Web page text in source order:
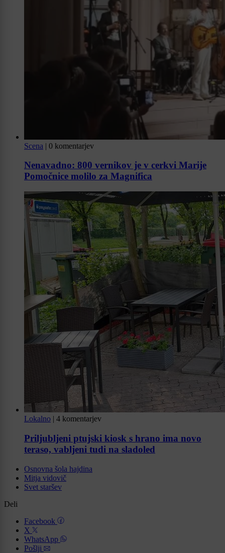
Scena | 0 komentarjev
Nenavadno: 800 vernikov je v cerkvi Marije
Pomočnice molilo za Magnifica
Lokalno | 4 komentarjev
Priljubljeni ptujski kiosk s hrano ima novo
teraso, vabljeni tudi na sladoled
Osnovna šola hajdina
Mitja vidovič
Svet staršev
Deli
Facebook
X
WhatsApp
Pošlji